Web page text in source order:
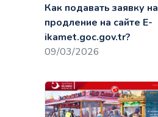
Как подавать заявку на
продление на сайте E-
ikamet.goc.gov.tr?
09/03/2026